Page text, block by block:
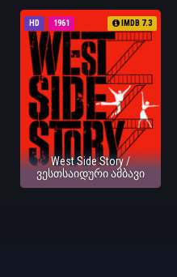
HD 1961 IMDB 7.3
West Side Story /
ვესთსაიდური ამბავი